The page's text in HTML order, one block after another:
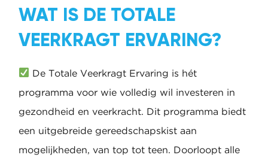
WAT IS DE TOTALE
VEERKRAGT ERVARING?
De Totale Veerkragt Ervaring is hét
programma voor wie volledig wil investeren in
gezondheid en veerkracht. Dit programma biedt
een uitgebreide gereedschapskist aan
mogelijkheden, van top tot teen. Doorloopt alle